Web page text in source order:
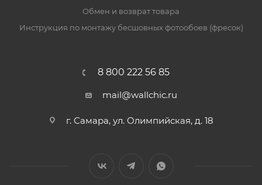
Обмен и возврат товара
Инструкция по монтажу бесшовных фотообоев (фресок)
8 800 222 56 85
mail@wallchic.ru
г. Самара, ул. Олимпийская, д. 18